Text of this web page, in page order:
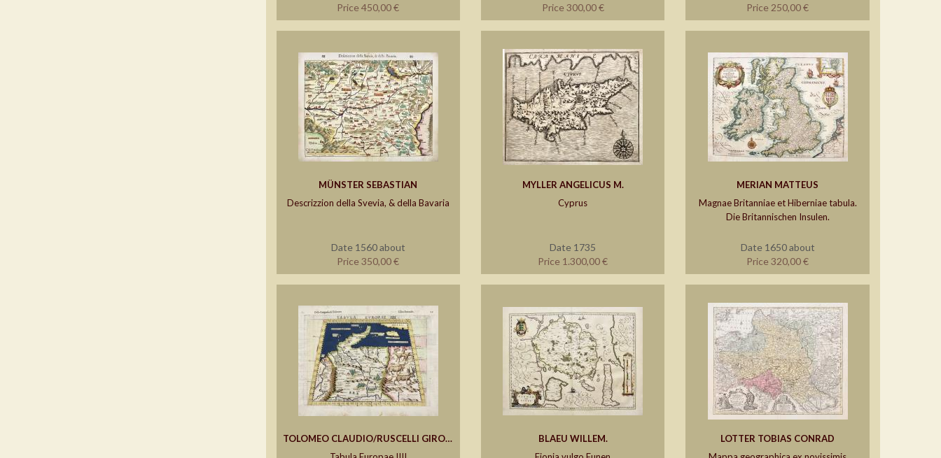
Price 450,00 €
Price 300,00 €
Price 250,00 €
MÜNSTER SEBASTIAN
Descrizzion della Svevia, & della Bavaria
Date 1560 about
Price 350,00 €
MYLLER ANGELICUS M.
Cyprus
Date 1735
Price 1.300,00 €
MERIAN MATTEUS
Magnae Britanniae et Hiberniae tabula.
Die Britannischen Insulen.
Date 1650 about
Price 320,00 €
TOLOMEO CLAUDIO/RUSCELLI GIROLAMO
BLAEU WILLEM.
LOTTER TOBIAS CONRAD